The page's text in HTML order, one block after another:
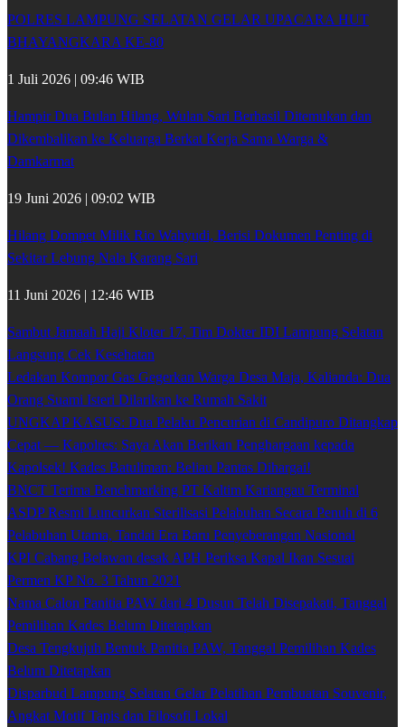
POLRES LAMPUNG SELATAN GELAR UPACARA HUT
BHAYANGKARA KE-80
1 Juli 2026 | 09:46 WIB
Hampir Dua Bulan Hilang, Wulan Sari Berhasil Ditemukan dan
Dikembalikan ke Keluarga Berkat Kerja Sama Warga &
Damkarmat
19 Juni 2026 | 09:02 WIB
Hilang Dompet Milik Rio Wahyudi, Berisi Dokumen Penting di
Sekitar Lebung Nala Karang Sari
11 Juni 2026 | 12:46 WIB
Sambut Jamaah Haji Kloter 17, Tim Dokter IDI Lampung Selatan
Langsung Cek Kesehatan
Ledakan Kompor Gas Gegerkan Warga Desa Maja, Kalianda: Dua
Orang Suami Isteri Dilarikan ke Rumah Sakit
UNGKAP KASUS: Dua Pelaku Pencurian di Candipuro Ditangkap
Cepat — Kapolres: Saya Akan Berikan Penghargaan kepada
Kapolsek! Kades Batuliman: Beliau Pantas Dihargai!
BNCT Terima Benchmarking PT Kaltim Kariangau Terminal
ASDP Resmi Luncurkan Sterilisasi Pelabuhan Secara Penuh di 6
Pelabuhan Utama, Tandai Era Baru Penyeberangan Nasional
KPI Cabang Belawan desak APH Periksa Kapal Ikan Sesuai
Permen KP No. 3 Tahun 2021
Nama Calon Panitia PAW dari 4 Dusun Telah Disepakati, Tanggal
Pemilihan Kades Belum Ditetapkan
Desa Tengkujuh Bentuk Panitia PAW, Tanggal Pemilihan Kades
Belum Ditetapkan
Disparbud Lampung Selatan Gelar Pelatihan Pembuatan Souvenir,
Angkat Motif Tapis dan Filosofi Lokal